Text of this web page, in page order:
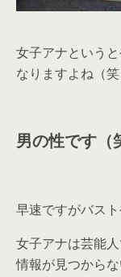
女子アナという
なりますよね（笑
男の性です（
早速ですがバス
女子アナは芸能
情報が見つからな